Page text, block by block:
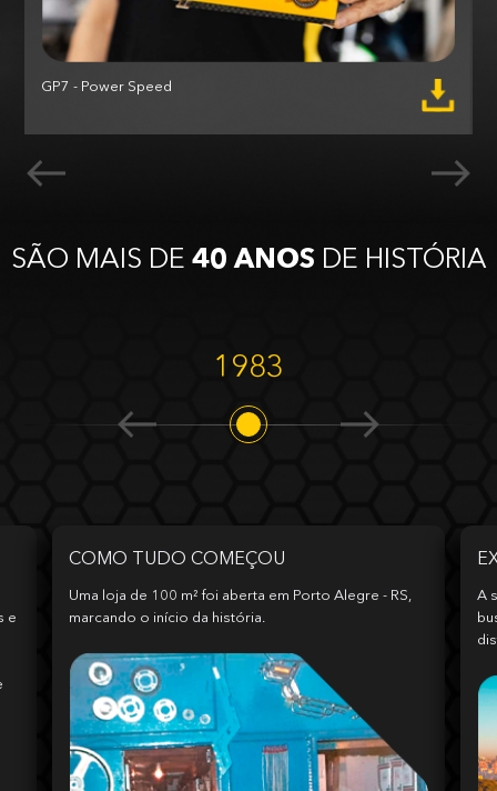
GP7 - Power Speed
SÃO MAIS DE 40 ANOS DE HISTÓRIA
1983
e
COMO TUDO COMEÇOU
Uma loja de 100 m² foi aberta em Porto Alegre - RS,
marcando o início da história.
A